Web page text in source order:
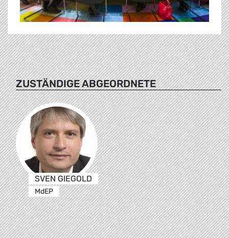
ZUSTÄNDIGE ABGEORDNETE
SVEN GIEGOLD
MdEP